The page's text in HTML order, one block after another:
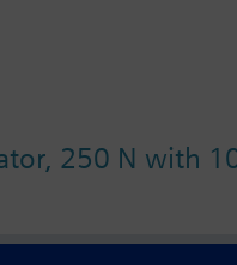
250 N with